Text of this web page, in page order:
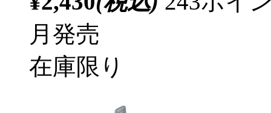
月発売
在庫限り